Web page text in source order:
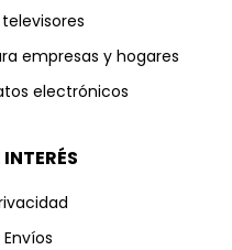
empresas y hogares
electrónicos